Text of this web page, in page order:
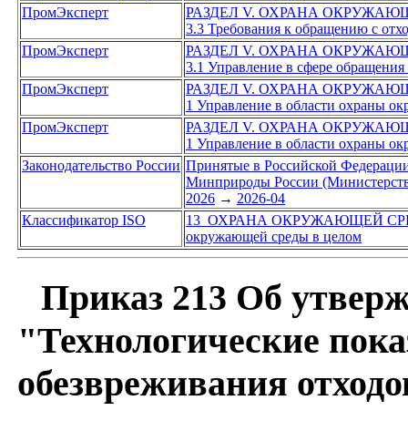
ПромЭксперт
РАЗДЕЛ V. ОХРАНА
3.3 Требования к обращению с
ПромЭксперт
РАЗДЕЛ V. ОХРАНА
3.1 Управление в сфере обращения
ПромЭксперт
РАЗДЕЛ V. ОХРАНА
1 Управление в области охраны
ПромЭксперт
РАЗДЕЛ V. ОХРАНА
1 Управление в области охраны
Законодательство России Принятые в Российской
Минприроды России
2026 → 2026-04
Классификатор ISO
13 ОХРАНА ОКРУЖАЮЩЕЙ
окружающей среды в целом
Приказ 213 Об
"Технологические
обезвреживания